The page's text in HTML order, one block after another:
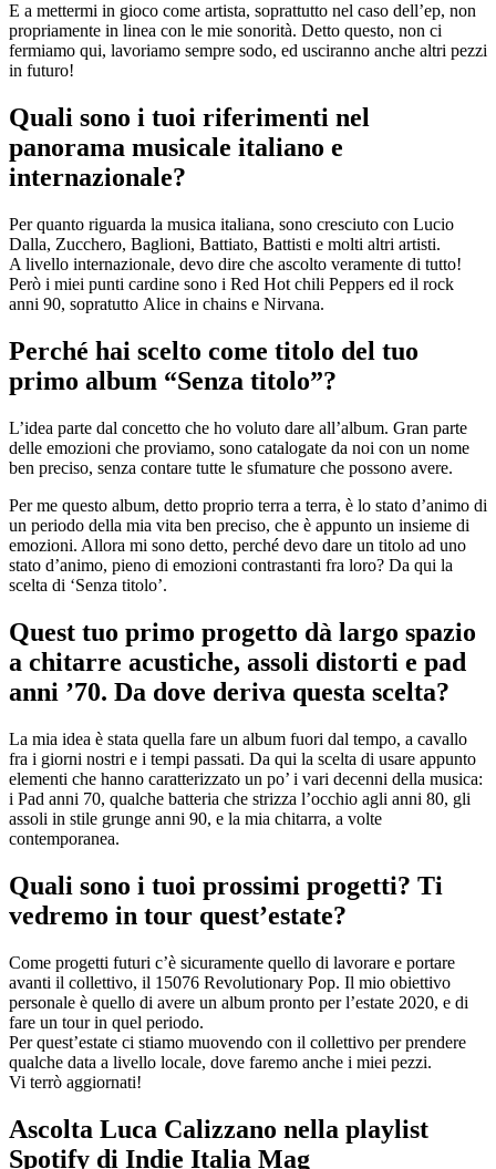
E a mettermi in gioco come artista, soprattutto nel caso dell’ep, non
propriamente in linea con le mie sonorità. Detto questo, non ci
fermiamo qui, lavoriamo sempre sodo, ed usciranno anche altri pezzi
in futuro!
Quali sono i tuoi riferimenti nel
panorama musicale italiano e
internazionale?
Per quanto riguarda la musica italiana, sono cresciuto con Lucio
Dalla, Zucchero, Baglioni, Battiato, Battisti e molti altri artisti.
A livello internazionale, devo dire che ascolto veramente di tutto!
Però i miei punti cardine sono i Red Hot chili Peppers ed il rock
anni 90, sopratutto Alice in chains e Nirvana.
Perché hai scelto come titolo del tuo
primo album “Senza titolo”?
L’idea parte dal concetto che ho voluto dare all’album. Gran parte
delle emozioni che proviamo, sono catalogate da noi con un nome
ben preciso, senza contare tutte le sfumature che possono avere.
Per me questo album, detto proprio terra a terra, è lo stato d’animo di
un periodo della mia vita ben preciso, che è appunto un insieme di
emozioni. Allora mi sono detto, perché devo dare un titolo ad uno
stato d’animo, pieno di emozioni contrastanti fra loro? Da qui la
scelta di ‘Senza titolo’.
Quest tuo primo progetto dà largo spazio
a chitarre acustiche, assoli distorti e pad
anni ’70. Da dove deriva questa scelta?
La mia idea è stata quella fare un album fuori dal tempo, a cavallo
fra i giorni nostri e i tempi passati. Da qui la scelta di usare appunto
elementi che hanno caratterizzato un po’ i vari decenni della musica:
i Pad anni 70, qualche batteria che strizza l’occhio agli anni 80, gli
assoli in stile grunge anni 90, e la mia chitarra, a volte
contemporanea.
Quali sono i tuoi prossimi progetti? Ti
vedremo in tour quest’estate?
Come progetti futuri c’è sicuramente quello di lavorare e portare
avanti il collettivo, il 15076 Revolutionary Pop. Il mio obiettivo
personale è quello di avere un album pronto per l’estate 2020, e di
fare un tour in quel periodo.
Per quest’estate ci stiamo muovendo con il collettivo per prendere
qualche data a livello locale, dove faremo anche i miei pezzi.
Vi terrò aggiornati!
Ascolta Luca Calizzano nella playlist
Spotify di Indie Italia Mag